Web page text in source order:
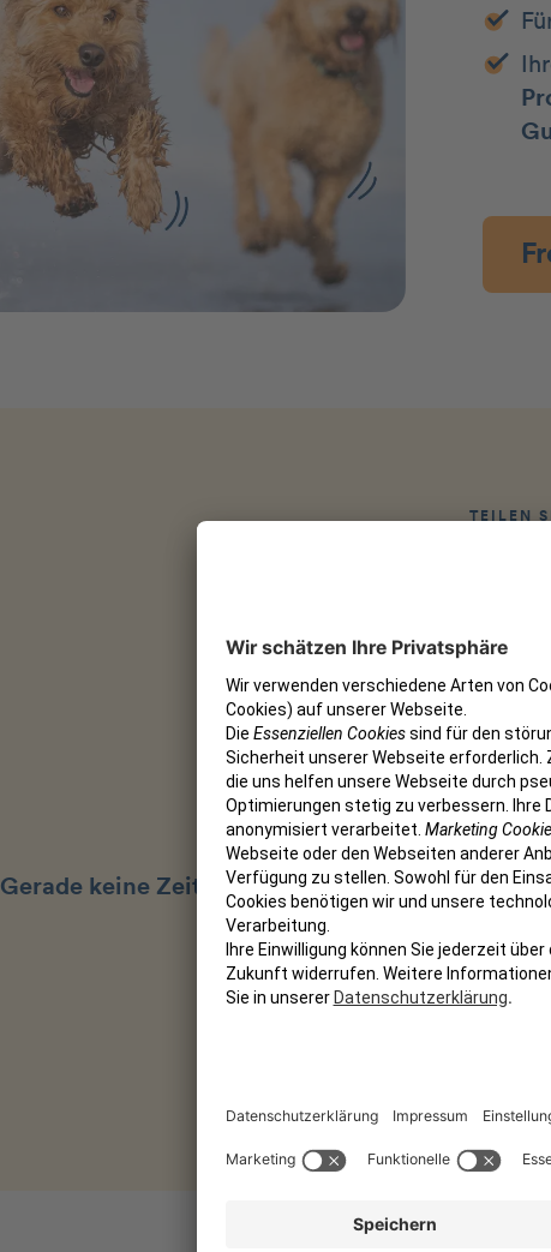
TEILEN
Keine Sorge, er wartet
Alle Informationen zu den Teilnahmebedingungen
Gerade keine Zeit? In Ihrem petolo Kundenkonto
Zum